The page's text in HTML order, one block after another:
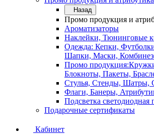
Назад
Промо продукция и
Ароматизаторы
Наклейки, Тюнинговые
Одежда: Кепки,
Шапки, Маски,
Промо
Блокноты, Пакеты,
Стулья, Стенды, Шатры,
Флаги, Банеры,
Подсветка
Подарочные сертификаты
Кабинет